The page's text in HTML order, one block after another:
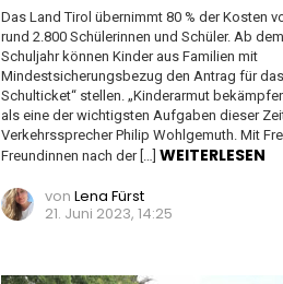
Das Land Tirol übernimmt 80 % der Kosten
rund 2.800 Schülerinnen und Schüler. Ab
Schuljahr können Kinder aus Familien mit
Mindestsicherungsbezug den Antrag für
Schulticket“ stellen. „Kinderarmut
als eine der wichtigsten Aufgaben dieser
Verkehrssprecher Philip Wohlgemuth. Mit
Freundinnen nach der […] WEITERLESEN
von Lena Fürst
21. Juni 2023, 14:25